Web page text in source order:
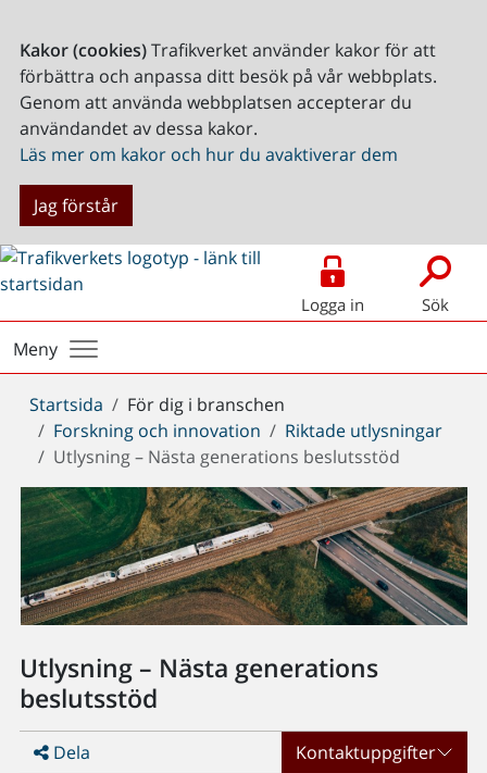
Kakor (cookies)Trafikverket använder kakor för att
förbättra och anpassa ditt besök på vår webbplats.
Genom att använda webbplatsen accepterar du
användandet av dessa kakor.
Läs mer om kakor och hur du avaktiverar dem
Jag förstår
Logga in Sök
Meny
Du
är
här:
Startsida
För dig i branschen
Forskning och innovation
Riktade utlysningar
Utlysning – Nästa generations beslutsstöd
Utlysning – Nästa generations
beslutsstöd
Dela Kontaktuppgifter